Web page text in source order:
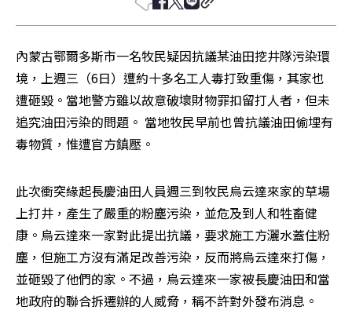
內蒙古鄂爾多斯市一名牧民疑因抗議某油田挖井隊污染環
境，上週三（6日）遭約十多名工人毒打致重傷，其家也
遭砸毀。當地警方雖以故意破壞財物罪扣留打人者，但未
追究油田污染的問題。 當地牧民早前也曾抗議油田偷埋有
毒物質，惟遭官方鎮壓。
此次衝突緣起長慶油田人員週三到牧民烏云達來家的草場
上打井，產生了嚴重的粉塵污染，並危及到人和牲畜健
康。烏云達來一家對此提出抗議，要求施工方灑水蓋住粉
塵，但施工方沒有滿足改善污染，反而將烏云達來打傷，
並砸毀了他們的家。不過，烏云達來一家被長慶油田和當
地政府的聯合拆遷辦的人威脅，稱不許對外發布消息。